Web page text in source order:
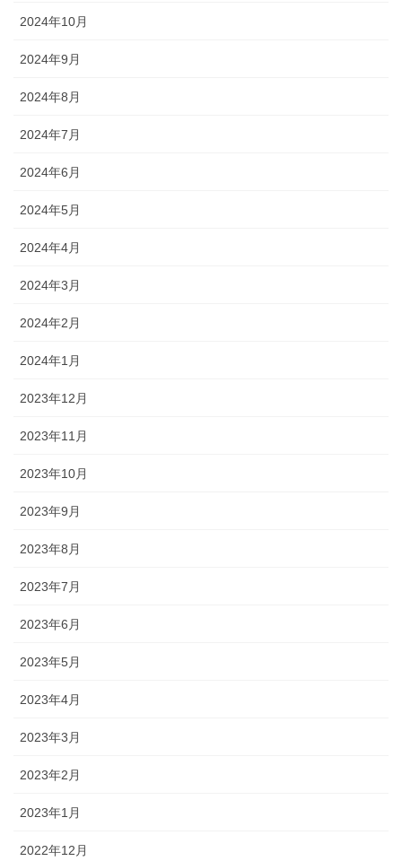
2024年10月
2024年9月
2024年8月
2024年7月
2024年6月
2024年5月
2024年4月
2024年3月
2024年2月
2024年1月
2023年12月
2023年11月
2023年10月
2023年9月
2023年8月
2023年7月
2023年6月
2023年5月
2023年4月
2023年3月
2023年2月
2023年1月
2022年12月